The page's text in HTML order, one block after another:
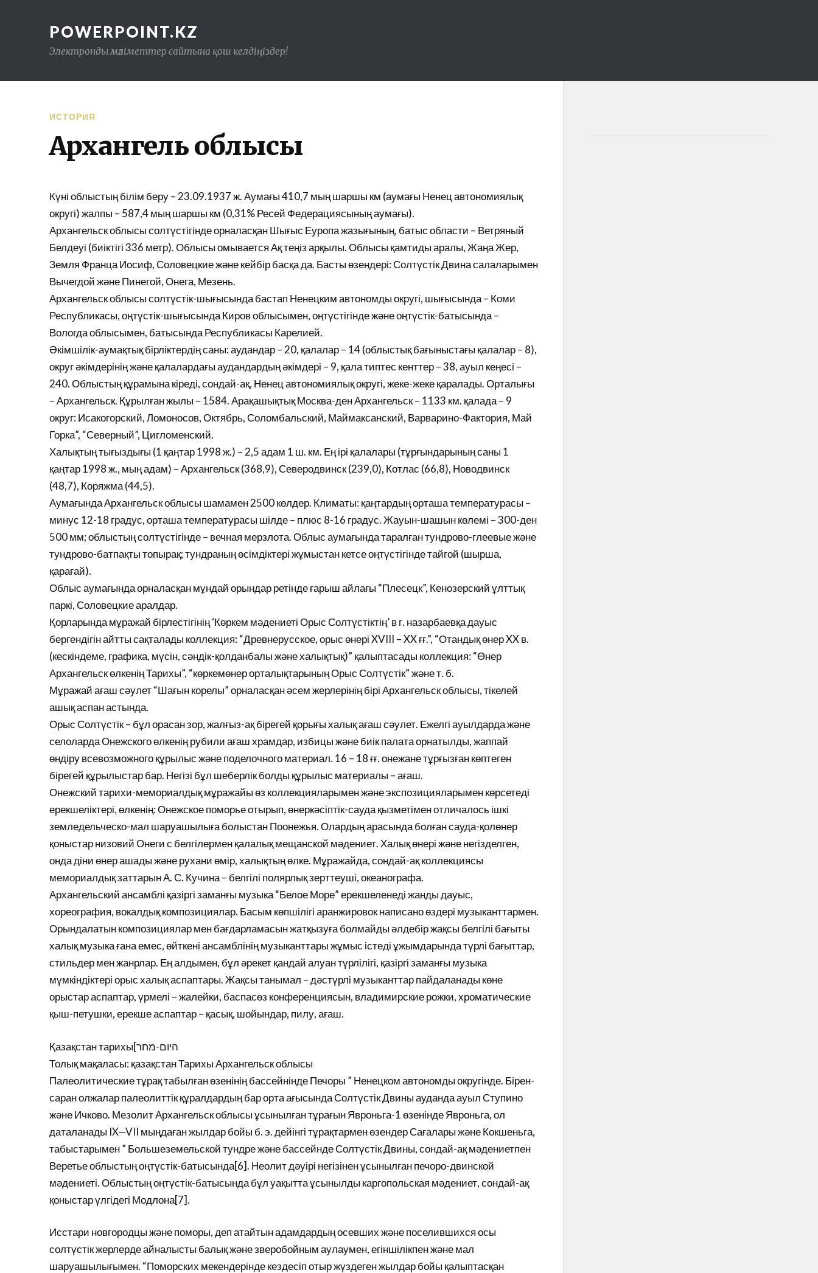
POWERPOINT.KZ
Электронды мәліметтер сайтына қош келдіңіздер!
ИСТОРИЯ
Архангель облысы
Күні облыстың білім беру – 23.09.1937 ж. Аумағы 410,7 мың шаршы км (аумағы Ненец автономиялық
округі) жалпы – 587,4 мың шаршы км (0,31% Ресей Федерациясының аумағы).
Архангельск облысы солтүстігінде орналасқан Шығыс Еуропа жазығының, батыс области – Ветряный
Белдеуі (биіктігі 336 метр). Облысы омывается Ақ теңіз арқылы. Облысы қамтиды аралы, Жаңа Жер,
Земля Франца Иосиф, Соловецкие және кейбір басқа да. Басты өзендері: Солтүстік Двина салаларымен
Вычегдой және Пинегой, Онега, Мезень.
Архангельск облысы солтүстік-шығысында бастап Ненецким автономды округі, шығысында – Коми
Республикасы, оңтүстік-шығысында Киров облысымен, оңтүстігінде және оңтүстік-батысында –
Вологда облысымен, батысында Республикасы Карелией.
Әкімшілік-аумақтық бірліктердің саны: аудандар – 20, қалалар – 14 (облыстық бағыныстағы қалалар – 8),
округ әкімдерінің және қалалардағы аудандардың әкімдері – 9, қала типтес кенттер – 38, ауыл кеңесі –
240. Облыстың құрамына кіреді, сондай-ақ, Ненец автономиялық округі, жеке-жеке қаралады. Орталығы
– Архангельск. Құрылған жылы – 1584. Арақашықтық Москва-ден Архангельск – 1133 км. қалада – 9
округ: Исакогорский, Ломоносов, Октябрь, Соломбальский, Маймаксанский, Варварино-Фактория, Май
Горка”, “Северный”, Цигломенский.
Халықтың тығыздығы (1 қаңтар 1998 ж.) – 2,5 адам 1 ш. км. Ең ірі қалалары (тұрғындарының саны 1
қаңтар 1998 ж., мың адам) – Архангельск (368,9), Северодвинск (239,0), Котлас (66,8), Новодвинск
(48,7), Коряжма (44,5).
Аумағында Архангельск облысы шамамен 2500 көлдер. Климаты: қаңтардың орташа температурасы –
минус 12-18 градус, орташа температурасы шілде – плюс 8-16 градус. Жауын-шашын көлемі – 300-ден
500 мм; облыстың солтүстігінде – вечная мерзлота. Облыс аумағында таралған тундрово-глеевые және
тундрово-батпақты топырақ; тундраның өсімдіктері жұмыстан кетсе оңтүстігінде тайгой (шырша,
қарағай).
Облыс аумағында орналасқан мұндай орындар ретінде ғарыш айлағы “Плесецк”, Кенозерский ұлттық
паркі, Соловецкие аралдар.
Қорларында мұражай бірлестігінің ‘Көркем мәдениеті Орыс Солтүстіктің’ в г. назарбаевқа дауыс
бергендігін айтты сақталады коллекция: “Древнерусское, орыс өнері XVIII – XX ғғ.”, “Отандық өнер XX в.
(кескіндеме, графика, мүсін, сәндік-қолданбалы және халықтық)” қалыптасады коллекция: “Өнер
Архангельск өлкенің Тарихы”, “көркемөнер орталықтарының Орыс Солтүстік” және т. б.
Мұражай ағаш сәулет “Шағын корелы” орналасқан әсем жерлерінің бірі Архангельск облысы, тікелей
ашық аспан астында.
Орыс Солтүстік – бұл орасан зор, жалғыз-ақ бірегей қорығы халық ағаш сәулет. Ежелгі ауылдарда және
селоларда Онежского өлкенің рубили ағаш храмдар, избицы және биік палата орнатылды, жаппай
өндіру всевозможного құрылыс және поделочного материал. 16 – 18 ғғ. онежане тұрғызған көптеген
бірегей құрылыстар бар. Негізі бұл шеберлік болды құрылыс материалы – ағаш.
Онежский тарихи-мемориалдық мұражайы өз коллекцияларымен және экспозицияларымен көрсетеді
ерекшеліктері, өлкенің: Онежское поморье отырып, өнеркәсіптік-сауда қызметімен отличалось ішкі
земледельческо-мал шаруашылыға болыстан Поонежья. Олардың арасында болған сауда-қолөнер
қоныстар низовий Онеги с белгілермен қалалық мещанской мәдениет. Халық өнері және негізделген,
онда діни өнер ашады және рухани өмір, халықтың өлке. Мұражайда, сондай-ақ коллекциясы
мемориалдық заттарын А. С. Кучина – белгілі полярлық зерттеуші, океанографа.
Архангельский ансамблі қазіргі заманғы музыка “Белое Море” ерекшеленеді жанды дауыс,
хореография, вокалдық композициялар. Басым көпшілігі аранжировок написано өздері музыканттармен.
Орындалатын композициялар мен бағдарламасын жатқызуға болмайды әлдебір жақсы белгілі бағыты
халық музыка ғана емес, өйткені ансамблінің музыканттары жұмыс істеді ұжымдарында түрлі бағыттар,
стильдер мен жанрлар. Ең алдымен, бұл әрекет қандай алуан түрлілігі, қазіргі заманғы музыка
мүмкіндіктері орыс халық аспаптары. Жақсы танымал – дәстүрлі музыканттар пайдаланады көне
орыстар аспаптар, үрмелі – жалейки, баспасөз конференциясын, владимирские рожки, хроматические
қыш-петушки, ерекше аспаптар – қасық, шойындар, пилу, ағаш.
Қазақстан тарихы[היום-מחר
Толық мақаласы: қазақстан Тарихы Архангельск облысы
Палеолитические тұрақ табылған өзенінің бассейнінде Печоры ” Ненецком автономды округінде. Бірен-
саран олжалар палеолиттік құралдардың бар орта ағысында Солтүстік Двины ауданда ауыл Ступино
және Ичково. Мезолит Архангельск облысы ұсынылған тұрағын Явроньга-1 өзенінде Явроньга, ол
даталанады IX—VII мыңдаған жылдар бойы б. э. дейінгі тұрақтармен өзендер Сағалары және Кокшеньга,
табыстарымен ” Большеземельской тундре және бассейнде Солтүстік Двины, сондай-ақ мәдениетпен
Веретье облыстың оңтүстік-батысында[6]. Неолит дәуірі негізінен ұсынылған печоро-двинской
мәдениеті. Облыстың оңтүстік-батысында бұл уақытта ұсынылды каргопольская мәдениет, сондай-ақ
қоныстар үлгідегі Модлона[7].
Исстари новгородцы және поморы, деп атайтын адамдардың осевших және поселившихся осы
солтүстік жерлерде айналысты балық және зверобойным аулаумен, егіншілікпен және мал
шаруашылығымен. “Поморских мекендерінде кездесіп отыр жүздеген жылдар бойы қалыптасқан